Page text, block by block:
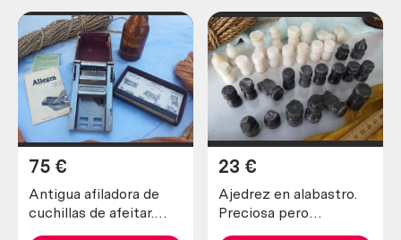
Antigua afiladora de
cuchillas de afeitar.
75 €
Ajedrez en alabastro.
Preciosa pero
23 €